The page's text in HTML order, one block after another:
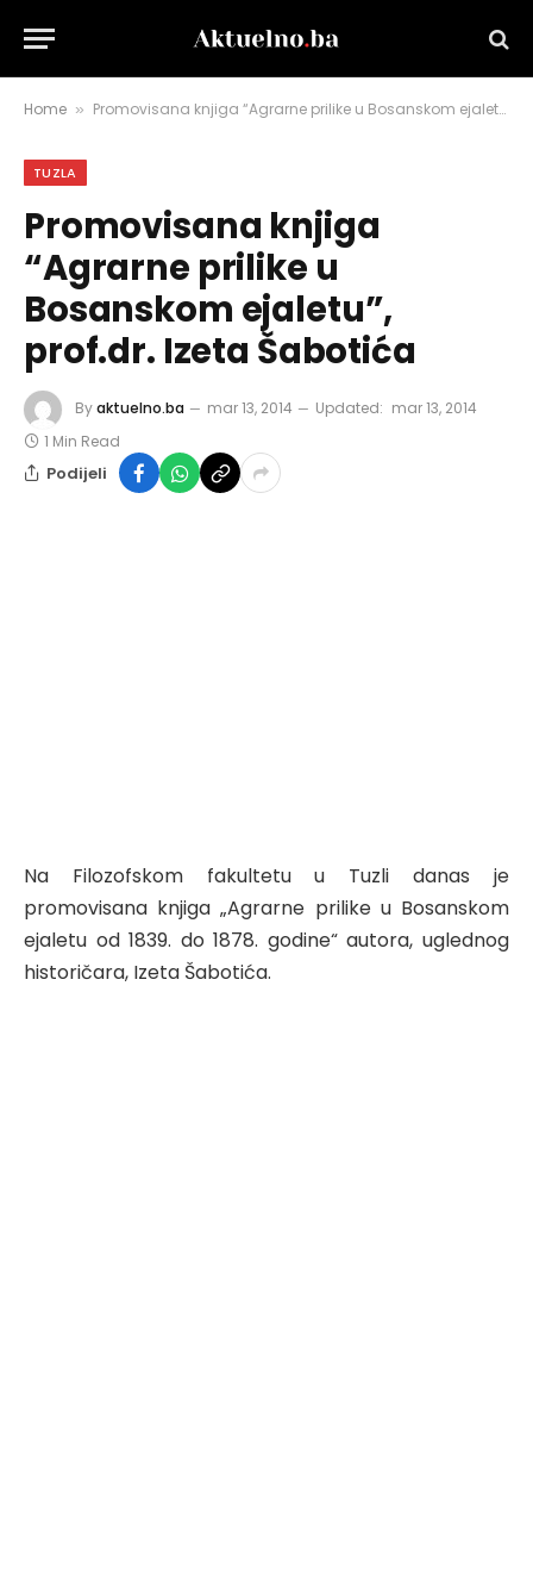
Home » Promovisana knjiga “Agrarne prilike u Bosanskom ejaletu”, prof.dr. Izeta Šabotića
TUZLA
Promovisana knjiga
“Agrarne prilike u
Bosanskom ejaletu”,
prof.dr. Izeta Šabotića
Byaktuelno.ba mar 13, 2014 Updated: mar 13, 2014
1 Min Read
Podijeli
Na Filozofskom fakultetu u Tuzli danas je
promovisana knjiga „Agrarne prilike u Bosanskom
ejaletu od 1839. do 1878. godine“ autora, uglednog
historičara, Izeta Šabotića.